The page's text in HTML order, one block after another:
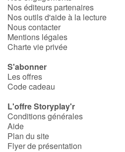
Nos éditeurs partenaires
Nos outils d'aide à la lecture
Nous contacter
Mentions légales
Charte vie privée
S'abonner
Les offres
Code cadeau
L'offre Storyplay'r
Conditions générales
Aide
Plan du site
Flyer de présentation